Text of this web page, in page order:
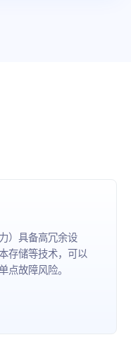
）具备高冗余设
存储等技术，可以
故障风险。